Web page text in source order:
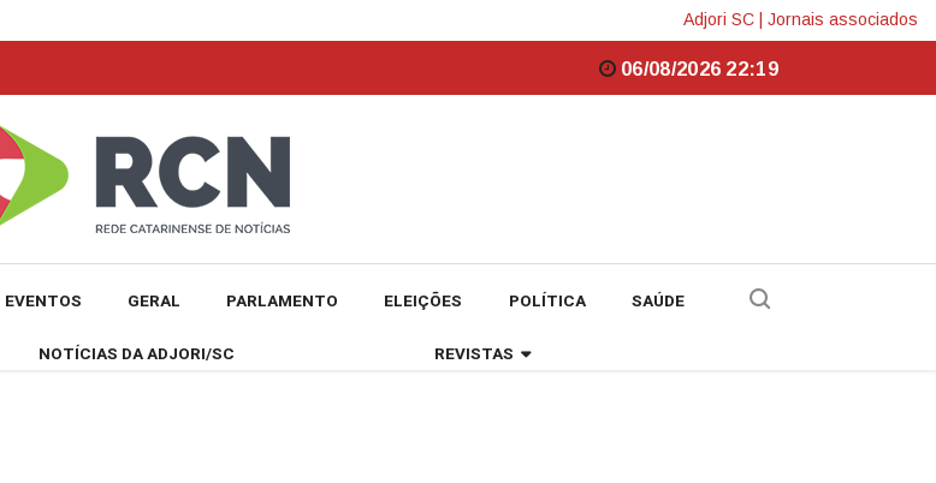
Adjori SC Jornais associados
06/08/2026 22:19
EVENTOS GERAL PARLAMENTO ELEIÇÕES POLÍTICA SAÚDE
NOTÍCIAS DA ADJORI/SC REVISTAS